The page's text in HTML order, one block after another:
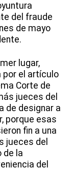
del fraude
de mayo
lugar,
por el artículo
Corte de
jueces del
de designar a
porque esas
fin a una
jueces del
de la
del